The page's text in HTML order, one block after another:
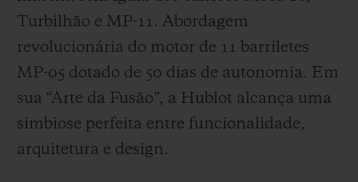
Turbilhão e MP-11. Abordagem
revolucionária do motor de 11 barriletes
MP-05 dotado de 50 dias de autonomia. Em
sua “Arte da Fusão”, a Hublot alcança uma
simbiose perfeita entre funcionalidade,
arquitetura e design.